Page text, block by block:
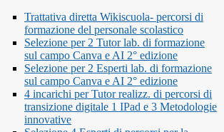
Trattativa diretta Wikiscuola- percorsi di
formazione del personale scolastico
Selezione per 2 Tutor lab. di formazione
sul campo Canva e AI 2° edizione
Selezione per 2 Esperti lab. di formazione
sul campo Canva e AI 2° edizione
4 incarichi per Tutor realizz. di percorsi di
transizione digitale 1 IPad e 3 Metodologie
innovative